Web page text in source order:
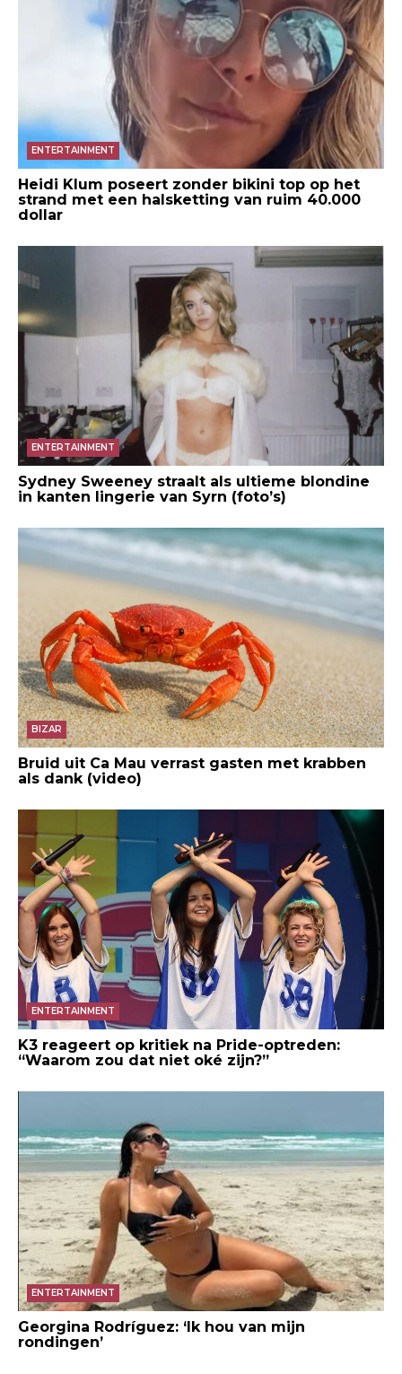
ENTERTAINMENT
Heidi Klum poseert zonder bikini top op het
strand met een halsketting van ruim 40.000
dollar
ENTERTAINMENT
Sydney Sweeney straalt als ultieme blondine
in kanten lingerie van Syrn (foto’s)
BIZAR
Bruid uit Ca Mau verrast gasten met krabben
als dank (video)
ENTERTAINMENT
K3 reageert op kritiek na Pride-optreden:
“Waarom zou dat niet oké zijn?”
ENTERTAINMENT
Georgina Rodríguez: ‘Ik hou van mijn
rondingen’